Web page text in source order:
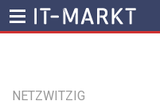
Inhalt
NETZWITZIG